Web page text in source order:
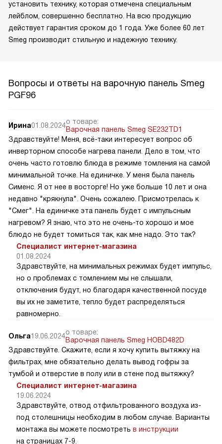
установить технику, которая отмечена специальным
лейблом, совершенно бесплатно. На всю продукцию
действует гарантия сроком до 1 года. Уже более 60 лет
Smeg производит стильную и надежную технику.
Вопросы и ответы на варочную панель Smeg
PGF96
Ирина01.08.2024о товаре:
Варочная панель Smeg SE232TD1
Здравствуйте! Меня, всё-таки интересует вопрос об
инверторном способе нагрева панели. Дело в том, что
очень часто готовлю блюда в режиме томления на самой
минимальной точке. На единичке. У меня была панель
Сименс. Я от нее в восторге! Но уже больше 10 лет и она
недавно "крякнула". Очень сожалею. Присмотрелась к
"Смег". На единичке эта панель будет с импульсным
нагревом? Я знаю, что это не очень-то хорошо и мое
блюдо не будет томиться так, как мне надо. Это так?
Специалист интернет-магазина
01.08.2024
Здравствуйте, на минимальных режимах будет импульс,
но о проблемах с томлением мы не слышали,
отключения будут, но благодаря качественной посуде
вы их не заметите, тепло будет распределяться
равномерно.
Ольга19.06.2024о товаре:
Варочная панель Smeg HOBD482D
Здравствуйте. Скажите, если я хочу купить вытяжку на
фильтрах, мне обязательно делать вывод гофры за
тумбой и отверстие в полу или в стене под вытяжку?
Специалист интернет-магазина
19.06.2024
Здравствуйте, отвод отфильтрованного воздуха из-
под столешницы необходим в любом случае. Варианты
монтажа вы можете посмотреть в инструкции
на страницах 7-9.